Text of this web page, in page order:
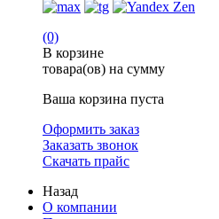
(0)
В корзине
товара(ов) на сумму
Ваша корзина пуста
Оформить заказ
Заказать звонок
Скачать прайс
Назад
О компании